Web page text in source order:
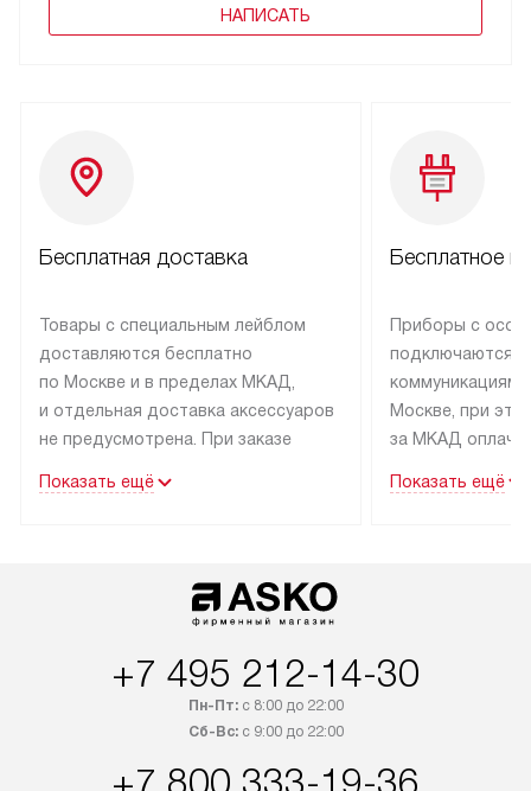
НАПИСАТЬ
Бесплатная доставка
Товары с специальным лейблом
доставляются бесплатно
по Москве и в пределах МКАД,
и отдельная доставка аксессуаров
не предусмотрена. При заказе
рекомендуем обсудить
со статусом «В наличии» могут
быть отправлены покупателю
интересен товар «Под заказ»,
приобретения с менеджером сайта.
доставляются бесплатно
Показать ещё
Бесплатное
Приборы с
подключаются к
коммуникациям
Москве, при
за МКАД
партнера
по монтажу
материалы.
Показать ещё
+7 495 212-14-30
Пн-Пт:с 8:00 до 22:00
Сб-Вс:с 9:00 до 22:00